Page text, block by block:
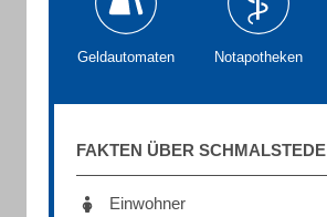
Geldautomaten Notapotheken
FAKTEN ÜBER SCHMALSTEDE
Einwohner